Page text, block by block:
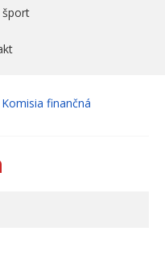
šport
Komisia finančná